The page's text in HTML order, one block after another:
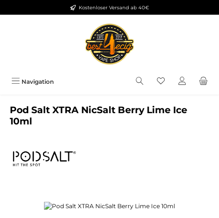
Zum Hauptinhalt springenKostenloser Versand ab 40€
Navigation Du hast 0
Pod Salt XTRA NicSalt Berry Lime Ice
10ml
Bildergalerie überspringen